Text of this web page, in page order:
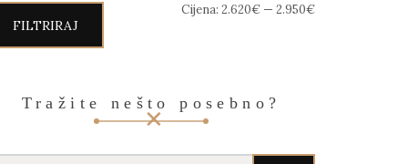
FILTRIRAJ
Cijena: 2.620€ — 2.950€
Tražite nešto posebno?